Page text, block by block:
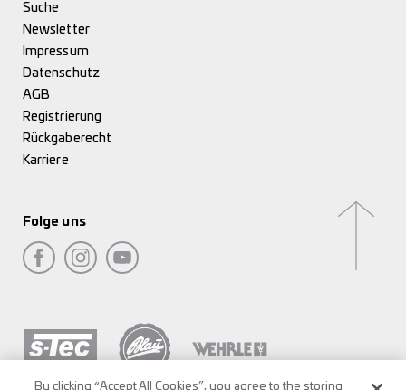
Suche
Newsletter
Impressum
Datenschutz
AGB
Registrierung
Rückgaberecht
Karriere
Folge uns
By clicking “Accept All Cookies”, you agree to the storing